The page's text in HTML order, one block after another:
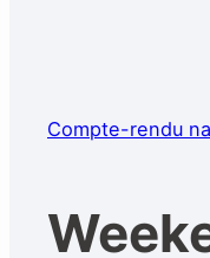
Compte-rendu